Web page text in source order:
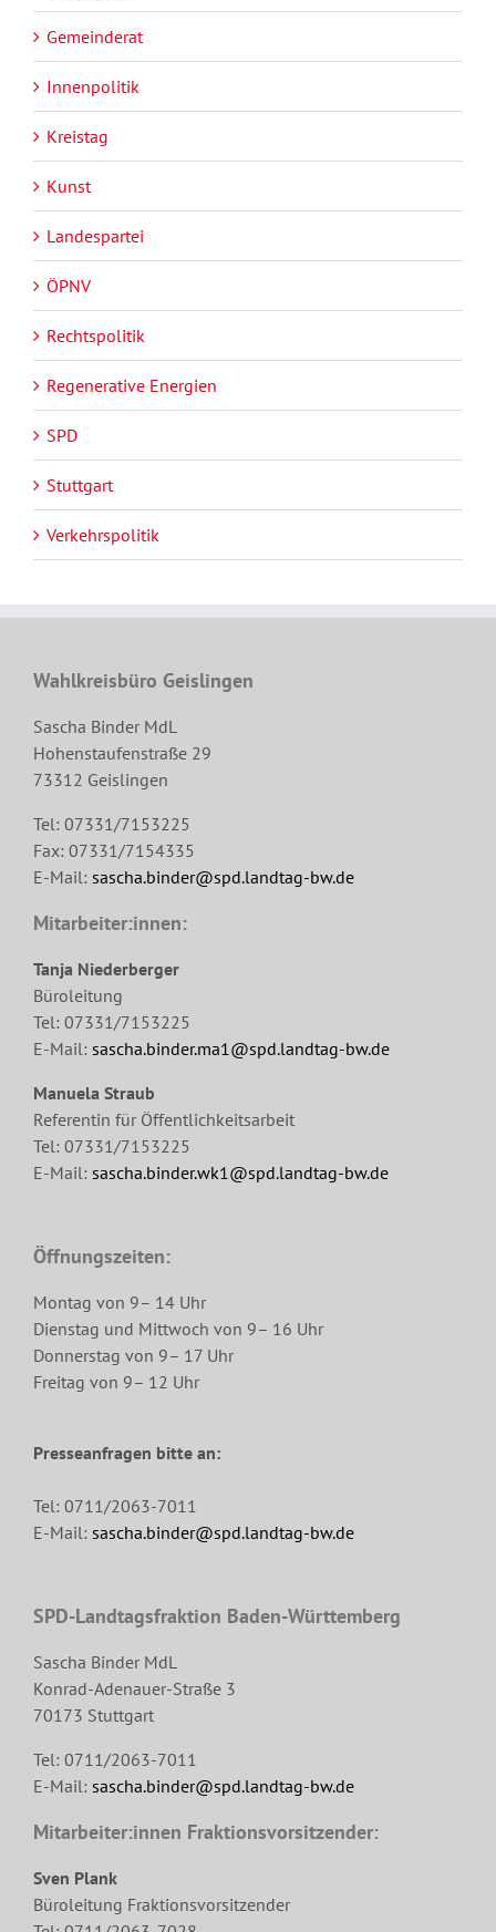
Gemeinderat
Innenpolitik
Kreistag
Kunst
Landespartei
ÖPNV
Rechtspolitik
Regenerative Energien
SPD
Stuttgart
Verkehrspolitik
Wahlkreisbüro Geislingen
Sascha Binder MdL
Hohenstaufenstraße 29
73312 Geislingen
Tel: 07331/7153225
Fax: 07331/7154335
E-Mail: sascha.binder@spd.landtag-bw.de
Mitarbeiter:innen:
Tanja Niederberger
Büroleitung
Tel: 07331/7153225
E-Mail: sascha.binder.ma1@spd.landtag-bw.de
Manuela Straub
Referentin für Öffentlichkeitsarbeit
Tel: 07331/7153225
E-Mail: sascha.binder.wk1@spd.landtag-bw.de
Öffnungszeiten:
Montag von 9– 14 Uhr
Dienstag und Mittwoch von 9– 16 Uhr
Donnerstag von 9– 17 Uhr
Freitag von 9– 12 Uhr
Presseanfragen bitte an:
Tel: 0711/2063-7011
E-Mail: sascha.binder@spd.landtag-bw.de
SPD-Landtagsfraktion Baden-Württemberg
Sascha Binder MdL
Konrad-Adenauer-Straße 3
70173 Stuttgart
Tel: 0711/2063-7011
E-Mail: sascha.binder@spd.landtag-bw.de
Mitarbeiter:innen Fraktionsvorsitzender:
Sven Plank
Büroleitung Fraktionsvorsitzender